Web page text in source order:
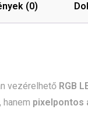
(0)
vezérelhető RGB
hanem pixelpontos